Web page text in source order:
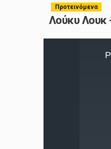
Προτεινόμενα
Λούκυ Λουκ